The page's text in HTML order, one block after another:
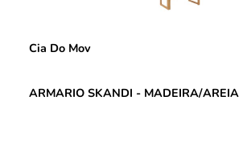
Cia Do Mov
ARMARIO SKANDI - MADEIRA/AREIA